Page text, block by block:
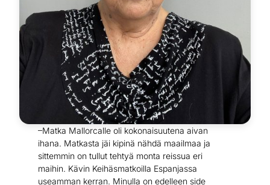
–Matka Mallorcalle oli kokonaisuutena aivan
ihana. Matkasta jäi kipinä nähdä maailmaa ja
sittemmin on tullut tehtyä monta reissua eri
maihin. Kävin Keihäsmatkoilla Espanjassa
useamman kerran. Minulla on edelleen side